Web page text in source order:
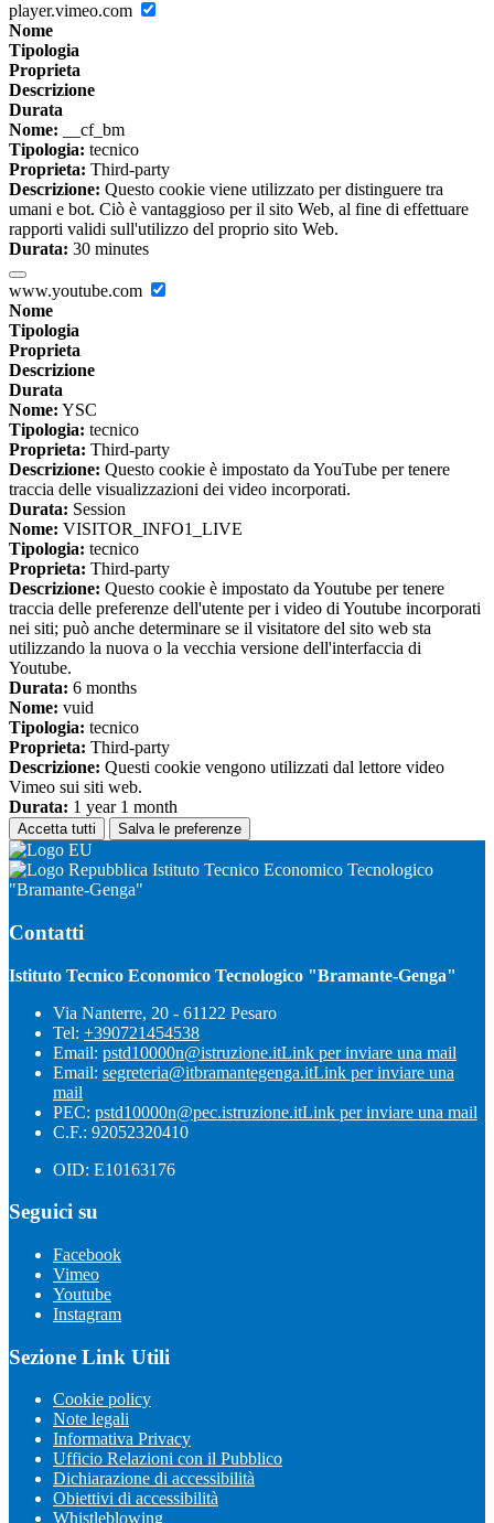
player.vimeo.com
Nome
Tipologia
Proprieta
Descrizione
Durata
Nome: __cf_bm
Tipologia: tecnico
Proprieta: Third-party
Descrizione: Questo cookie viene utilizzato per distinguere tra
umani e bot. Ciò è vantaggioso per il sito Web, al fine di effettuare
rapporti validi sull'utilizzo del proprio sito Web.
Durata: 30 minutes
www.youtube.com
Nome
Tipologia
Proprieta
Descrizione
Durata
Nome: YSC
Tipologia: tecnico
Proprieta: Third-party
Descrizione: Questo cookie è impostato da YouTube per tenere
traccia delle visualizzazioni dei video incorporati.
Durata: Session
Nome: VISITOR_INFO1_LIVE
Tipologia: tecnico
Proprieta: Third-party
Descrizione: Questo cookie è impostato da Youtube per tenere
traccia delle preferenze dell'utente per i video di Youtube incorporati
nei siti; può anche determinare se il visitatore del sito web sta
utilizzando la nuova o la vecchia versione dell'interfaccia di
Youtube.
Durata: 6 months
Nome: vuid
Tipologia: tecnico
Proprieta: Third-party
Descrizione: Questi cookie vengono utilizzati dal lettore video
Vimeo sui siti web.
Durata: 1 year 1 month
Accetta tutti Salva le preferenze
Istituto Tecnico Economico Tecnologico
"Bramante-Genga"
Contatti
Istituto Tecnico Economico Tecnologico "Bramante-Genga"
Via Nanterre, 20 - 61122 Pesaro
Tel: +390721454538
Email: pstd10000n@istruzione.itLink per inviare una mail
Email: segreteria@itbramantegenga.itLink per inviare una
mail
PEC: pstd10000n@pec.istruzione.itLink per inviare una mail
C.F.: 92052320410
OID: E10163176
Seguici su
Facebook
Vimeo
Youtube
Instagram
Sezione Link Utili
Cookie policy
Note legali
Informativa Privacy
Ufficio Relazioni con il Pubblico
Dichiarazione di accessibilità
Obiettivi di accessibilità
Whistleblowing